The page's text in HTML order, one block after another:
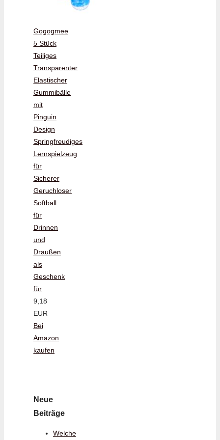
Gogogmee
5 Stück
Teiliges
Transparenter
Elastischer
Gummibälle
mit
Pinguin
Design
Springfreudiges
Lernspielzeug
für
Sicherer
Geruchloser
Softball
für
Drinnen
und
Draußen
als
Geschenk
für
9,18
EUR
Bei
Amazon
kaufen
Neue
Beiträge
Welche